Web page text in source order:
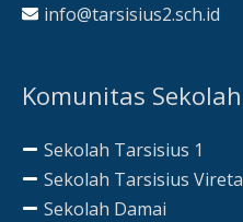
info@tarsisius2.sch.id
Komunitas Sekolah
Sekolah Tarsisius 1
Sekolah Tarsisius Vireta
Sekolah Damai